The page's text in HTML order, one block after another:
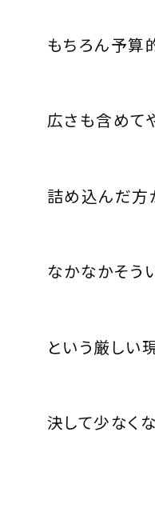
もちろん予算
広さも含めて
詰め込んだ方
なかなかそう
という厳しい
決して少なく